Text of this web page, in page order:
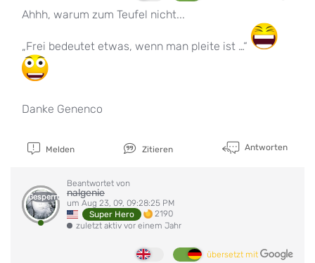
Ahhh, warum zum Teufel nicht...
„Frei bedeutet etwas, wenn man pleite ist …“
Danke Genenco
Melden Zitieren Antworten
Gesperrt
Beantwortet von
nalgenie
um Aug 23, 09, 09:28:25 PM
Super Hero
2190
zuletzt aktiv vor einem Jahr
übersetzt mit